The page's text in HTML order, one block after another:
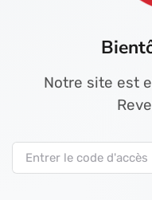
Notre site est